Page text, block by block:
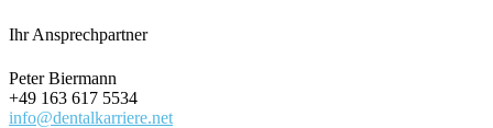
Ihr Ansprechpartner
Peter Biermann
+49 163 617 5534
info@dentalkarriere.net